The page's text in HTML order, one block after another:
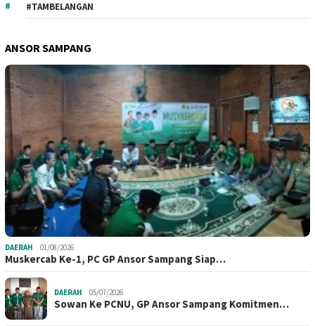
#TAMBELANGAN
ANSOR SAMPANG
DAERAH 01/08/2026
Muskercab Ke-1, PC GP Ansor Sampang Siap…
DAERAH 05/07/2026
Sowan Ke PCNU, GP Ansor Sampang Komitmen…